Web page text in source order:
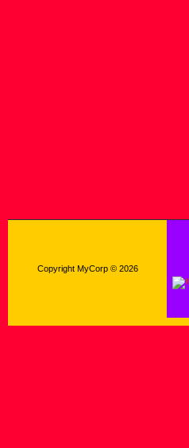
Copyright MyCorp © 2026